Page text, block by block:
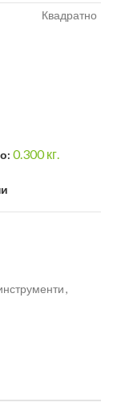
Квадратно
0.300кг.
,